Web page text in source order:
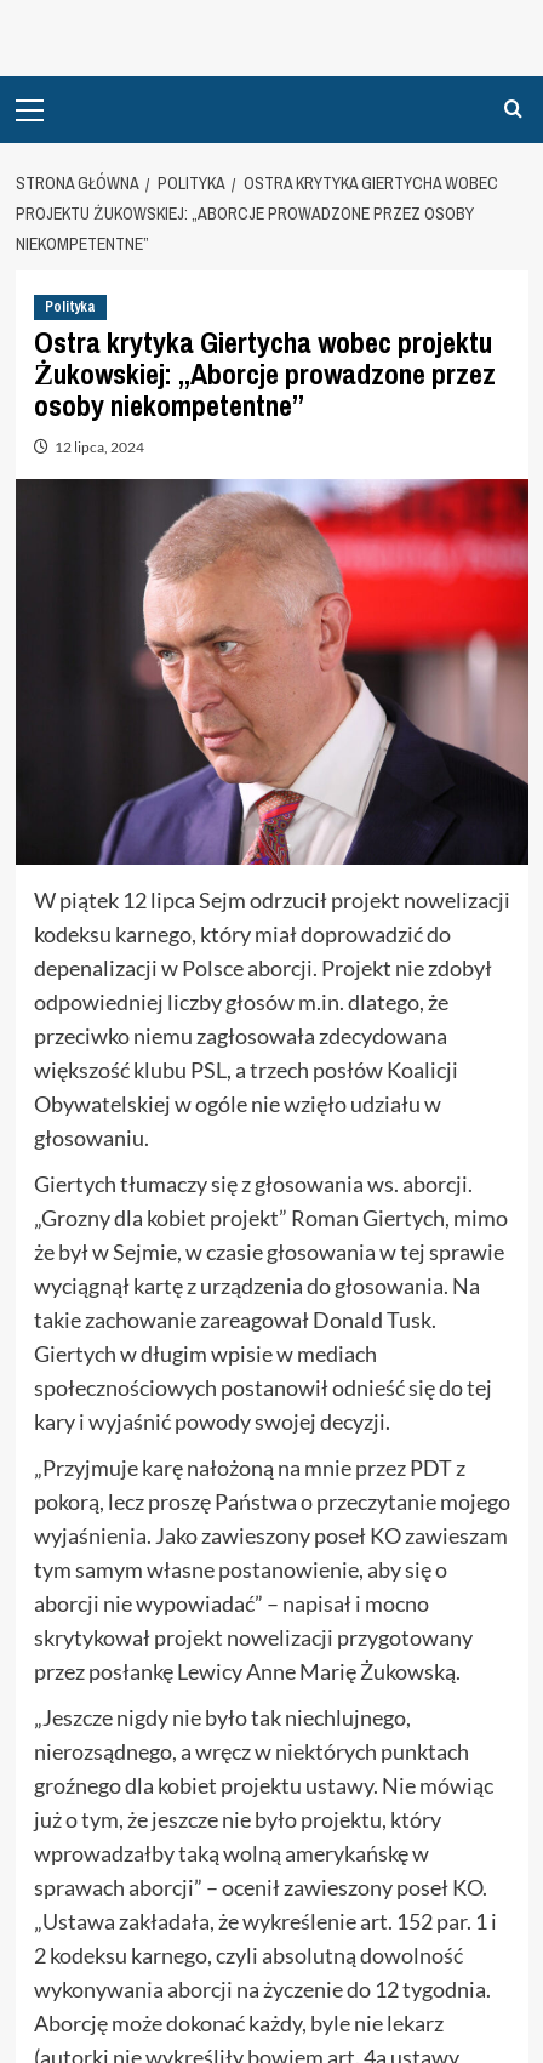
Menu
STRONA GŁÓWNA POLITYKA
OSTRA KRYTYKA GIERTYCHA WOBEC
PROJEKTU ŻUKOWSKIEJ: „ABORCJE PROWADZONE PRZEZ OSOBY
NIEKOMPETENTNE”
Polityka
Ostra krytyka Giertycha wobec projektu
Żukowskiej: „Aborcje prowadzone przez
osoby niekompetentne”
12 lipca, 2024
W piątek 12 lipca Sejm odrzucił projekt nowelizacji
kodeksu karnego, który miał doprowadzić do
depenalizacji w Polsce aborcji. Projekt nie zdobył
odpowiedniej liczby głosów m.in. dlatego, że
przeciwko niemu zagłosowała zdecydowana
większość klubu PSL, a trzech posłów Koalicji
Obywatelskiej w ogóle nie wzięło udziału w
głosowaniu.
Giertych tłumaczy się z głosowania ws. aborcji.
„Grozny dla kobiet projekt” Roman Giertych, mimo
że był w Sejmie, w czasie głosowania w tej sprawie
wyciągnął kartę z urządzenia do głosowania. Na
takie zachowanie zareagował Donald Tusk.
Giertych w długim wpisie w mediach
społecznościowych postanowił odnieść się do tej
kary i wyjaśnić powody swojej decyzji.
„Przyjmuje karę nałożoną na mnie przez PDT z
pokorą, lecz proszę Państwa o przeczytanie mojego
wyjaśnienia. Jako zawieszony poseł KO zawieszam
tym samym własne postanowienie, aby się o
aborcji nie wypowiadać” – napisał i mocno
skrytykował projekt nowelizacji przygotowany
przez posłankę Lewicy Anne Marię Żukowską.
„Jeszcze nigdy nie było tak niechlujnego,
nierozsądnego, a wręcz w niektórych punktach
groźnego dla kobiet projektu ustawy. Nie mówiąc
już o tym, że jeszcze nie było projektu, który
wprowadzałby taką wolną amerykańskę w
sprawach aborcji” – ocenił zawieszony poseł KO.
„Ustawa zakładała, że wykreślenie art. 152 par. 1 i
2 kodeksu karnego, czyli absolutną dowolność
wykonywania aborcji na życzenie do 12 tygodnia.
Aborcję może dokonać każdy, byle nie lekarz
(autorki nie wykreśliły bowiem art. 4a ustawy